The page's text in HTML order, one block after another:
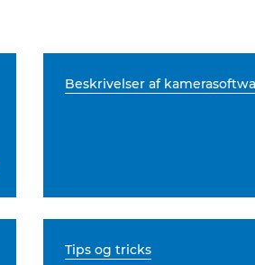
Beskrivelser af
Tips og tricks